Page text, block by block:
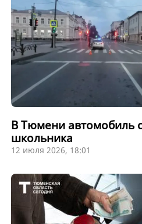
В Тюмени автомобиль
школьника
12 июля 2026, 18:01